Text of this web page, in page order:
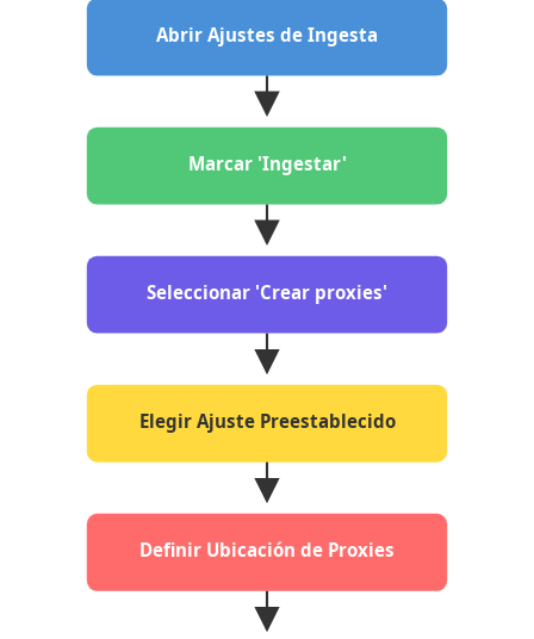
Abrir Ajustes de Ingesta
Marcar 'Ingestar'
Seleccionar 'Crear proxies'
Elegir Ajuste Preestablecido
Definir Ubicación de Proxies